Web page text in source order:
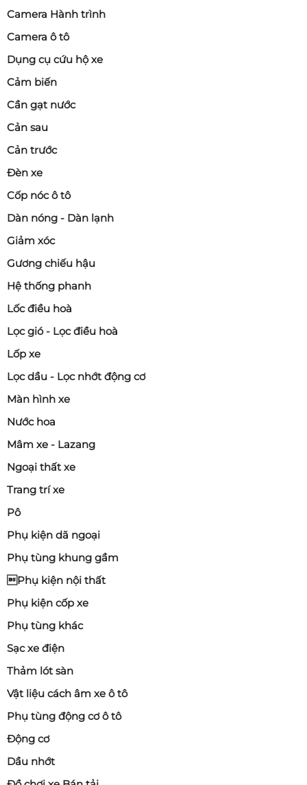
Camera Hành trình
Camera ô tô
Dụng cụ cứu hộ xe
Cảm biến
Cần gạt nước
Cản sau
Cản trước
Đèn xe
Cốp nóc ô tô
Dàn nóng - Dàn lạnh
Giảm xóc
Gương chiếu hậu
Hệ thống phanh
Lốc điều hoà
Lọc gió - Lọc điều hoà
Lốp xe
Lọc dầu - Lọc nhớt động cơ
Màn hình xe
Nước hoa
Mâm xe - Lazang
Ngoại thất xe
Trang trí xe
Pô
Phụ kiện dã ngoại
Phụ tùng khung gầm
Phụ kiện nội thất
Phụ kiện cốp xe
Phụ tùng khác
Sạc xe điện
Thảm lót sàn
Vật liệu cách âm xe ô tô
Phụ tùng động cơ ô tô
Động cơ
Dầu nhớt